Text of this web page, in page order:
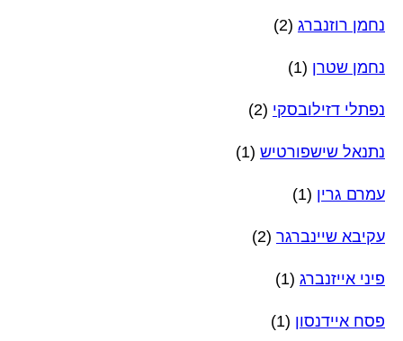
נחמן רוזנברג (2)
נחמן שטרן (1)
נפתלי דזילובסקי (2)
נתנאל שישפורטיש (1)
עמרם גרין (1)
עקיבא שיינברגר (2)
פיני אייזנברג (1)
פסח איידנסון (1)